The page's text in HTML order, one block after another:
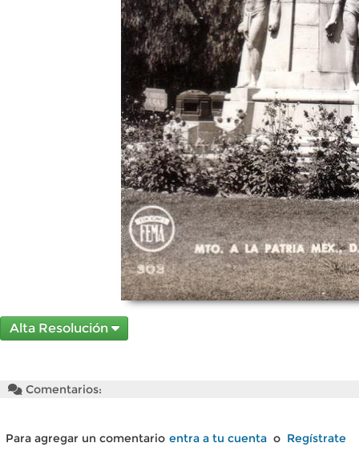
Alta Resolución
Comentarios:
Para agregar un comentario entra a tu cuenta o Regístrate